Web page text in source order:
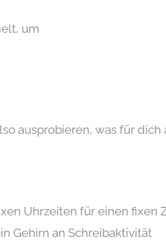
um
ausprobieren, was für dich
Uhrzeiten für einen fixen
Gehirn an Schreibaktivität